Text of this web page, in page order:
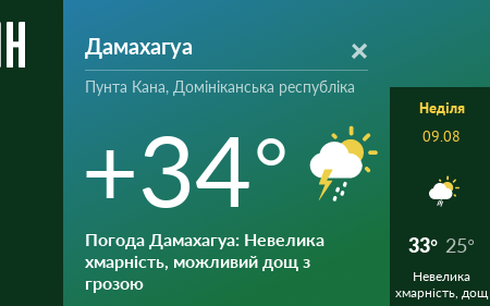
Дамахагуа
Пунта Кана, Домініканська республіка
+34°
Погода Дамахагуа: Невелика
хмарність, можливий дощ з
грозою
Неділя
09.08
33° 25°
Невелика
хмарність, дощ